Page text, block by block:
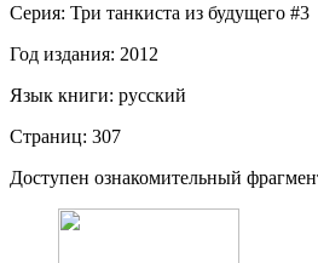
Серия: Три танкиста из будущего #3
Год издания: 2012
Язык книги: русский
Страниц: 307
Доступен ознакомительный